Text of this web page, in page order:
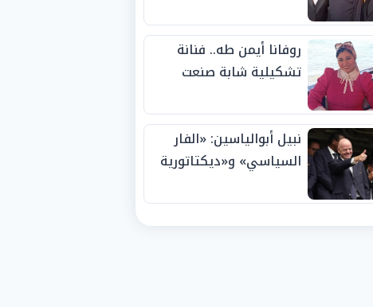
روفانا أيمن طه.. فنانة
تشكيلية شابة صنعت
الجوائز منذ الصغر
نبيل أبوالياسين: «الفار
السياسي» و«ديكتاتورية
الفيفا».. وإقالة